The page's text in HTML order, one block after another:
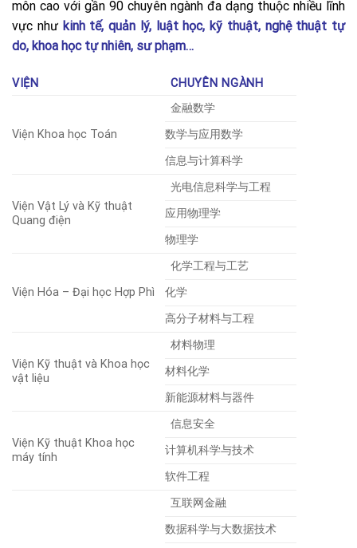
môn cao với gần 90 chuyên ngành đa dạng thuộc nhiều lĩnh
vực như kinh tế, quản lý, luật học, kỹ thuật, nghệ thuật tự
do, khoa học tự nhiên, sư phạm…
VIỆN CHUYÊN NGÀNH
Viện Khoa học Toán
金融数学
数学与应用数学
信息与计算科学
Viện Vật Lý và Kỹ thuật
Quang điện
光电信息科学与工程
应用物理学
物理学
Viện Hóa – Đại học Hợp Phì
化学工程与工艺
化学
高分子材料与工程
Viện Kỹ thuật và Khoa học
vật liệu
材料物理
材料化学
新能源材料与器件
Viện Kỹ thuật Khoa học
máy tính
信息安全
计算机科学与技术
软件工程
互联网金融
数据科学与大数据技术